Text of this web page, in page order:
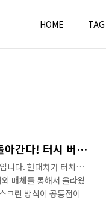
HOME TAG
현대차! 결국 소비자가 맞았다!다시 물리버튼으로 돌아간다! 터시 버튼 개선한다!
니다. 현대차가 터치스
매체를 통해서 올라왔
크린 방식이 공통점이